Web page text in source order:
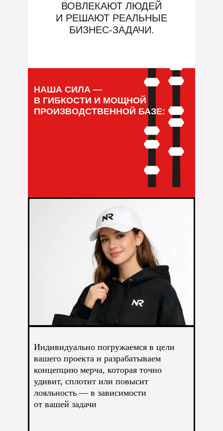
ВОВЛЕКАЮТ ЛЮДЕЙ
И РЕШАЮТ РЕАЛЬНЫЕ
БИЗНЕС-ЗАДАЧИ.
Индивидуально погружаемся в цели
вашего проекта и разрабатываем
концепцию мерча, которая точно
удивит, сплотит или повысит
лояльность — в зависимости
от вашей задачи
НАША СИЛА —
В ГИБКОСТИ И МОЩНОЙ
ПРОИЗВОДСТВЕННОЙ БАЗЕ: